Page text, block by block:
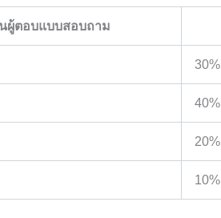
ผู้ตอบแบบสอบถาม
30%
40%
20%
10%